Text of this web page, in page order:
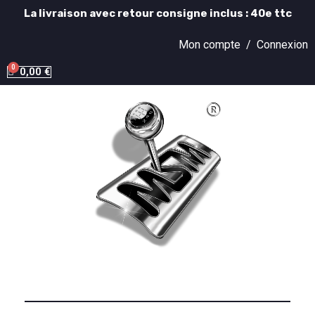
La livraison avec retour consigne inclus : 40e ttc
Mon compte / Connexion
0,00 €